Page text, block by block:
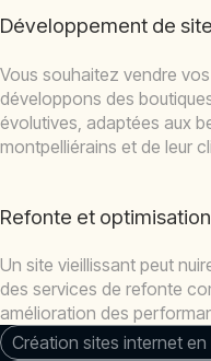
Développement de
Vous souhaitez vendre
développons des
évolutives, adaptées aux
montpelliérains et de leur
Refonte et
Un site vieillissant peut
des services de refonte
amélioration des
Création sites internet en